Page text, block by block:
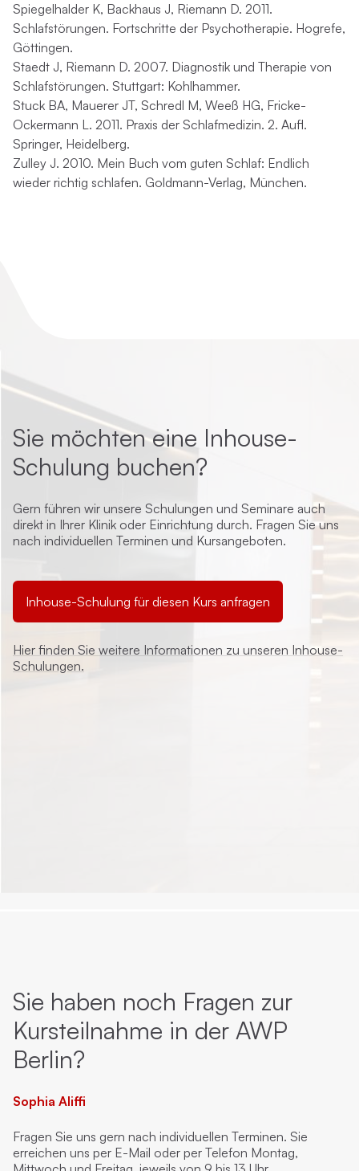
Spiegelhalder K, Backhaus J, Riemann D. 2011.
Schlafstörungen. Fortschritte der Psychotherapie. Hogrefe,
Göttingen.
Staedt J, Riemann D. 2007. Diagnostik und Therapie von
Schlafstörungen. Stuttgart: Kohlhammer.
Stuck BA, Mauerer JT, Schredl M, Weeß HG, Fricke-
Ockermann L. 2011. Praxis der Schlafmedizin. 2. Aufl.
Springer, Heidelberg.
Zulley J. 2010. Mein Buch vom guten Schlaf: Endlich
wieder richtig schlafen. Goldmann-Verlag, München.
Sie möchten eine Inhouse-
Schulung buchen?
Gern führen wir unsere Schulungen und Seminare auch
direkt in Ihrer Klinik oder Einrichtung durch. Fragen Sie uns
nach individuellen Terminen und Kursangeboten.
Inhouse-Schulung für diesen Kurs anfragen
Hier finden Sie weitere Informationen zu unseren Inhouse-
Schulungen.
Sie haben noch Fragen zur
Kursteilnahme in der AWP
Berlin?
Sophia Aliffi
Fragen Sie uns gern nach individuellen Terminen. Sie
erreichen uns per E-Mail oder per Telefon Montag,